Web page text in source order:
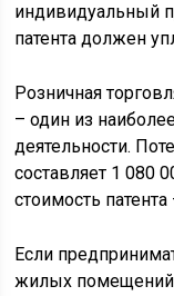
индивидуальный
патента должен
Розничная
– один из
деятельности.
составляет 1 080
стоимость
Если
жилых помещений